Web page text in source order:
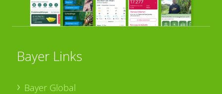
Bayer Links
Bayer Global